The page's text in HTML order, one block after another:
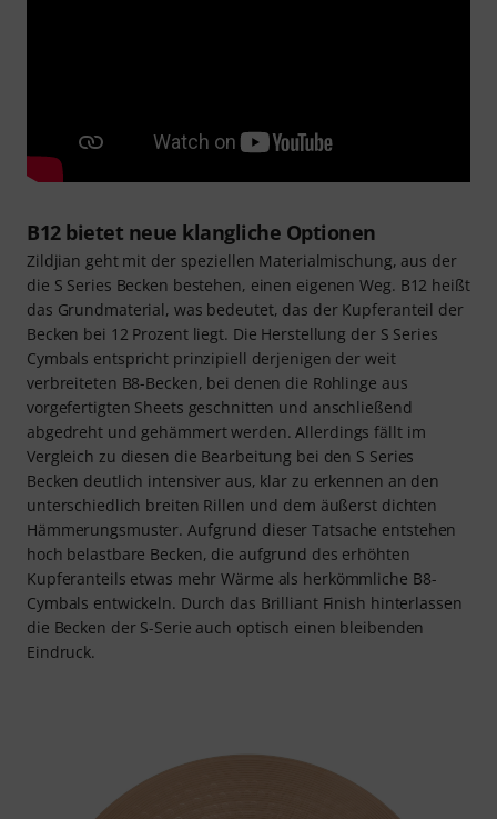
B12 bietet neue klangliche Optionen
Zildjian geht mit der speziellen Materialmischung, aus der
die S Series Becken bestehen, einen eigenen Weg. B12 heißt
das Grundmaterial, was bedeutet, das der Kupferanteil der
Becken bei 12 Prozent liegt. Die Herstellung der S Series
Cymbals entspricht prinzipiell derjenigen der weit
verbreiteten B8-Becken, bei denen die Rohlinge aus
vorgefertigten Sheets geschnitten und anschließend
abgedreht und gehämmert werden. Allerdings fällt im
Vergleich zu diesen die Bearbeitung bei den S Series
Becken deutlich intensiver aus, klar zu erkennen an den
unterschiedlich breiten Rillen und dem äußerst dichten
Hämmerungsmuster. Aufgrund dieser Tatsache entstehen
hoch belastbare Becken, die aufgrund des erhöhten
Kupferanteils etwas mehr Wärme als herkömmliche B8-
Cymbals entwickeln. Durch das Brilliant Finish hinterlassen
die Becken der S-Serie auch optisch einen bleibenden
Eindruck.